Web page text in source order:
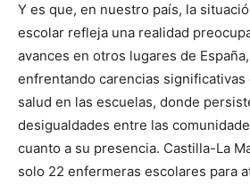
Y es que, en nuestro país, la
escolar refleja una realidad
avances en otros lugares de
enfrentando carencias significativas
salud en las escuelas, donde
desigualdades entre las
cuanto a su presencia. Castilla-La
solo 22 enfermeras escolares para